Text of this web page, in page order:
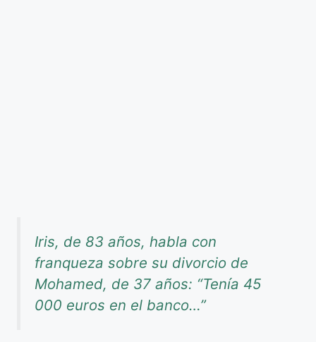
Iris, de 83 años, habla con
franqueza sobre su divorcio de
Mohamed, de 37 años: “Tenía 45
000 euros en el banco…”